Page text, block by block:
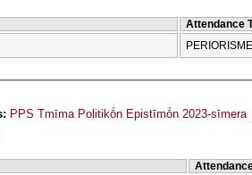
Attendance
PPS Tmīma Politikṓn Epistīmṓn 2023-sīmera